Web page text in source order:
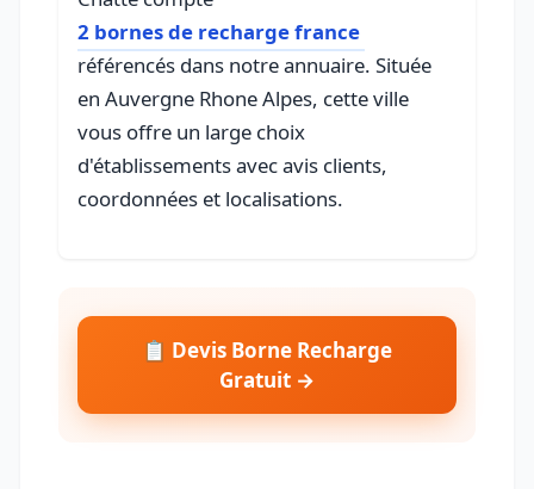
2 bornes de recharge france
référencés dans notre annuaire. Située
en Auvergne Rhone Alpes, cette ville
vous offre un large choix
d'établissements avec avis clients,
coordonnées et localisations.
📋 Devis Borne Recharge
Gratuit →